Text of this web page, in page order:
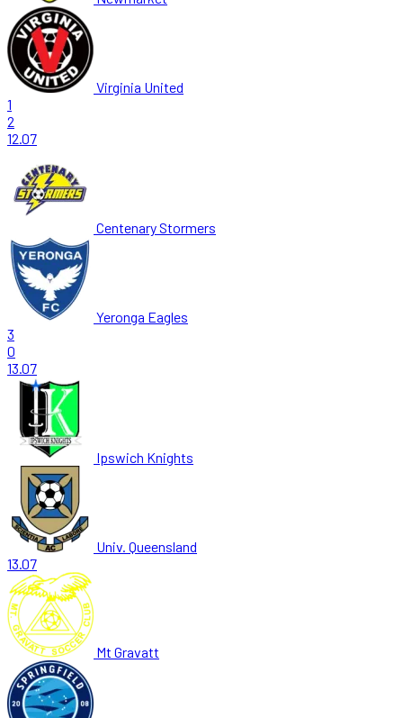
Virginia United
1
2
12.07
Centenary Stormers
Yeronga Eagles
3
0
13.07
Ipswich Knights
Univ. Queensland
13.07
Mt Gravatt